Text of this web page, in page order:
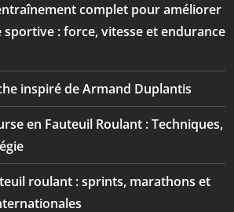
complet pour améliorer
: force, vitesse et endurance
inspiré de Armand Duplantis
en Fauteuil Roulant : Techniques,
roulant : sprints, marathons et